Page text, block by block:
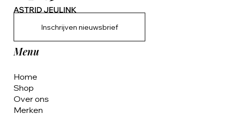
Inschrijven nieuwsbrief
Menu
Home
Shop
Over ons
Merken